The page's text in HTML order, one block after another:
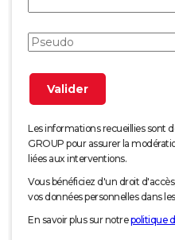
Les informations recueillies sont
GROUP pour assurer la
liées aux interventions.
Vous bénéficiez d'un droit
vos données personnelles dans
En savoir plus sur notrepolitique